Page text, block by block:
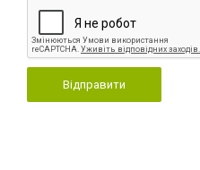
Відправити